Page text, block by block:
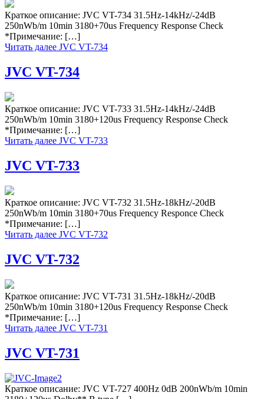
Краткое описание: JVC VT-734 31.5Hz-14kHz/-24dB
250nWb/m 10min 3180+70us Frequency Response Check
*Примечание: […]
Читать далее JVC VT-734
JVC VT-734
Краткое описание: JVC VT-733 31.5Hz-14kHz/-24dB
250nWb/m 10min 3180+120us Frequency Response Check
*Примечание: […]
Читать далее JVC VT-733
JVC VT-733
Краткое описание: JVC VT-732 31.5Hz-18kHz/-20dB
250nWb/m 10min 3180+70us Frequency Responce Check
*Примечание: […]
Читать далее JVC VT-732
JVC VT-732
Краткое описание: JVC VT-731 31.5Hz-18kHz/-20dB
250nWb/m 10min 3180+120us Frequency Response Check
*Примечание: […]
Читать далее JVC VT-731
JVC VT-731
Краткое описание: JVC VT-727 400Hz 0dB 200nWb/m 10min